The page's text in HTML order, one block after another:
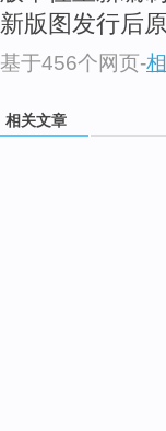
新版图发行后
基于456个网页-
相关文章